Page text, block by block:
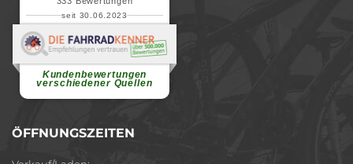
seit 30.06.2023
Kundenbewertungen
verschiedener Quellen
Renate H.
Vielen Dank für ein herzliches
ÖFFNUNGSZEITEN